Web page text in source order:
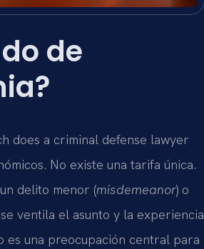
de
does a criminal defense lawyer
No existe una tarifa única.
delito menor (misdemeanor) o
ventila el asunto y la experiencia
es una preocupación central para